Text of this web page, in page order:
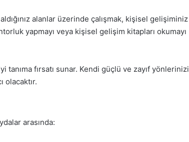
alanlar üzerinde çalışmak, kişisel gelişiminiz
yapmayı veya kişisel gelişim kitapları okumayı
fırsatı sunar. Kendi güçlü ve zayıf yönlerinizi
olacaktır.
arasında: